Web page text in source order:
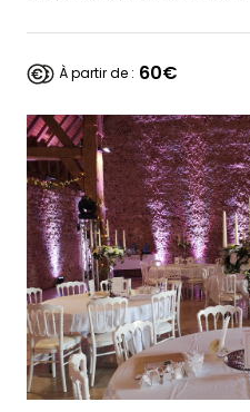
À partir de : 60€